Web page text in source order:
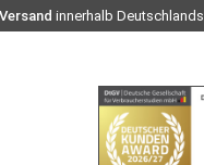
innerhalb Deutschlands